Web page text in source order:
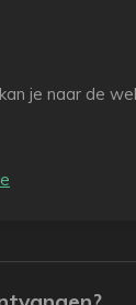
je naar de